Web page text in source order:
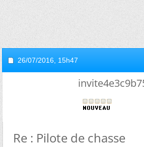
26/07/2016, 15h47
Re : Pilote de chasse